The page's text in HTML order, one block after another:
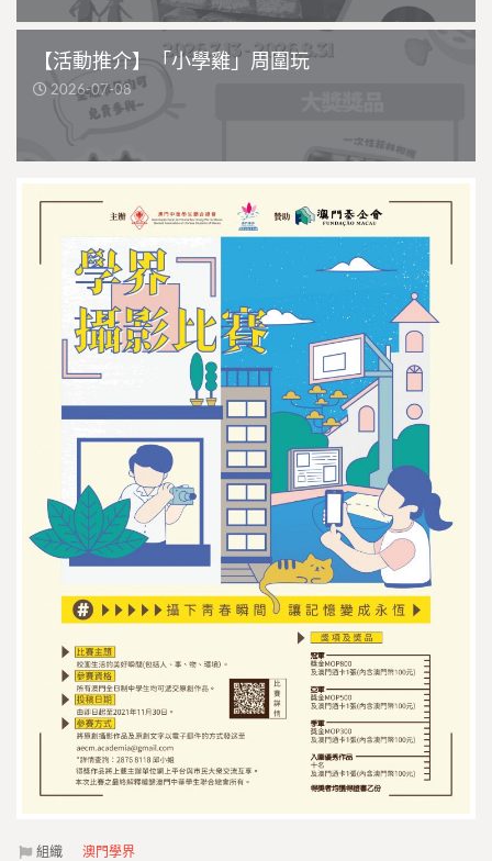
【活動推介】「小學雞」周圍玩
2026-07-08
組織 澳門學界